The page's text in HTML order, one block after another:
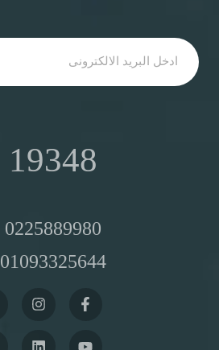
19348
0225889980
01093325644